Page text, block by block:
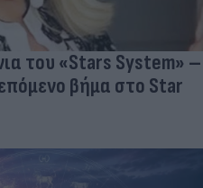
του «Stars System» –
βήμα στο Star